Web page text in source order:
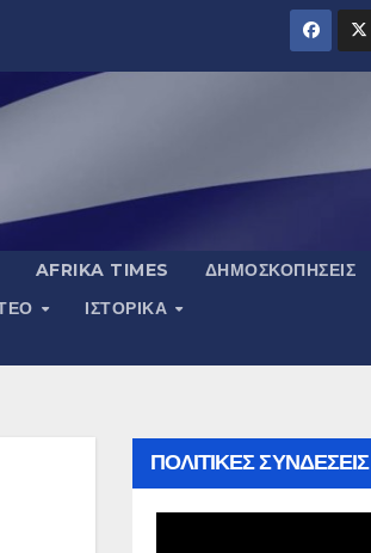
AFRIKA TIMES
ΔΗΜΟΣΚΟΠΉΣΕΙΣ
ΙΣΤΟΡΙΚΆ
ΠΟΛΙΤΙΚΕΣ ΣΥΝΔΕΣΕΙΣ